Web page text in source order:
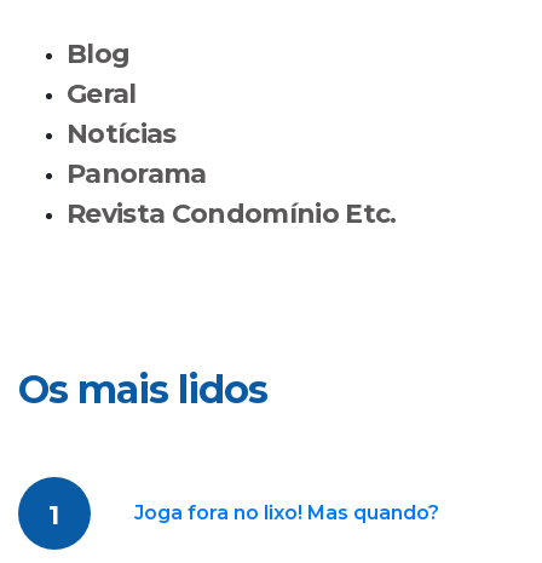
Blog
Geral
Notícias
Panorama
Revista Condomínio Etc.
Os mais lidos
1 Joga fora no lixo! Mas quando?